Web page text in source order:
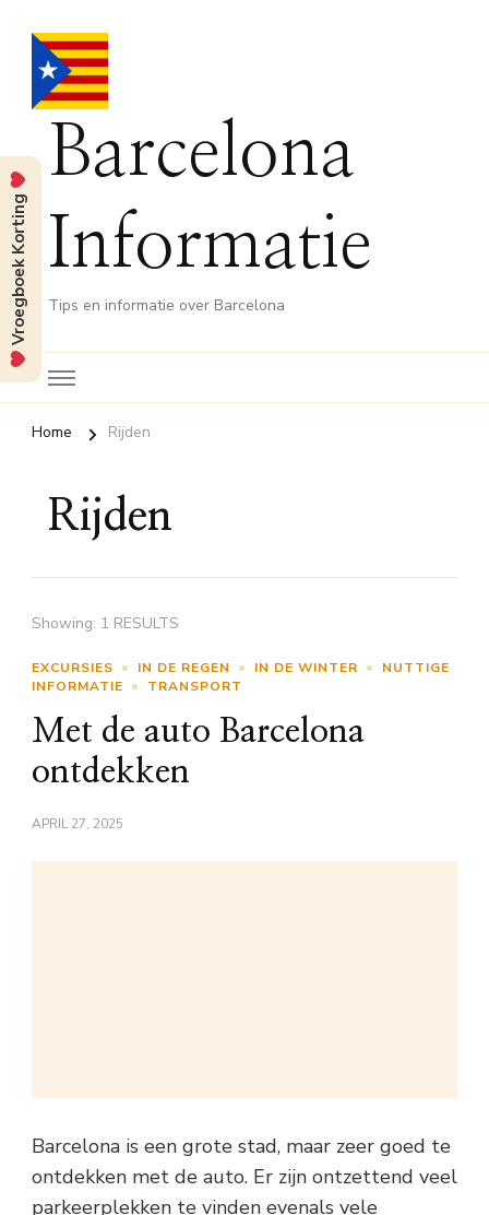
Barcelona
Informatie
Tips en informatie over Barcelona
Home Rijden
Rijden
Showing: 1 RESULTS
EXCURSIES IN DE REGEN IN DE WINTER
NUTTIGE
INFORMATIE
TRANSPORT
Met de auto Barcelona
ontdekken
APRIL 27, 2025
Barcelona is een grote stad, maar zeer goed te
ontdekken met de auto. Er zijn ontzettend veel
parkeerplekken te vinden evenals vele
Vroegboek Korting